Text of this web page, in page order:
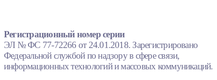
Регистрационный номер серии
ЭЛ № ФС 77-72266 от 24.01.2018. Зарегистрировано
Федеральной службой по надзору в сфере связи,
информационных технологий и массовых коммуникаций.